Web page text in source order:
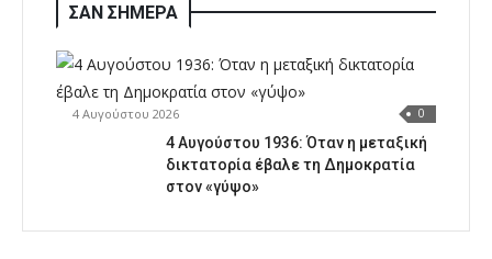
ΣΑΝ ΣΗΜΕΡΑ
4 Αυγούστου 2026 0
4 Αυγούστου 1936: Όταν η μεταξική
δικτατορία έβαλε τη Δημοκρατία
στον «γύψο»